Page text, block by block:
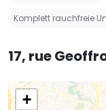
Komplett rauchfreie
17, rue
+